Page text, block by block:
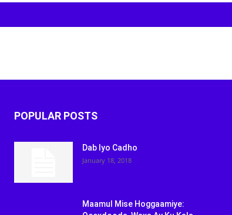
POPULAR POSTS
Dab Iyo Cadho
January 18, 2018
Maamul Mise Hoggaamiye: